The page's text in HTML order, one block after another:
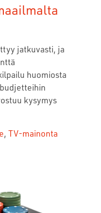
jatkuvasti, ja
huomiosta
kysymys
, TV-mainonta